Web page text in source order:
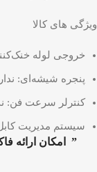
ویژگی های کالا
خروجی لوله
پنجره شیشه‌ای:
کنترلر سرعت فن:
سیستم مدیریت
” امکان ارائه